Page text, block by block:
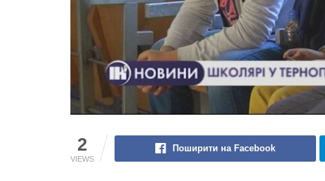
2
VIEWS
Поширити на Facebook